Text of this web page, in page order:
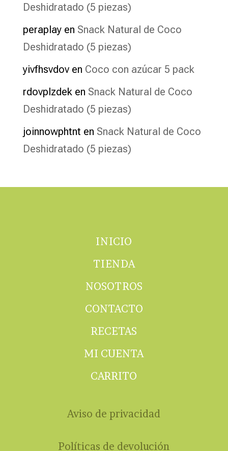
Deshidratado (5 piezas)
peraplayen Snack Natural de Coco
Deshidratado (5 piezas)
yivfhsvdoven Coco con azúcar 5 pack
rdovplzdek en Snack Natural de Coco
Deshidratado (5 piezas)
joinnowphtnt en Snack Natural de Coco
Deshidratado (5 piezas)
INICIO
TIENDA
NOSOTROS
CONTACTO
RECETAS
MI CUENTA
CARRITO
Aviso de privacidad
Políticas de devolución